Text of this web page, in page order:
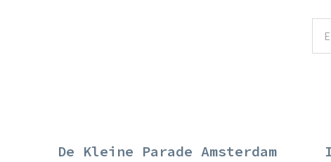
De Kleine Parade Amsterdam